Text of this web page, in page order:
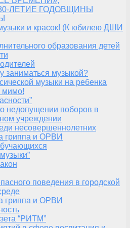
ЛЕТИЕ ГОДОВЩИНЫ
и красок! (К юбилею ДШИ
образования детей
заниматься музыкой?
музыки на ребенка
мимо!
недопущении поборов в
учреждении
несовершеннолетних
гриппа и ОРВИ
поведения в городской
гриппа и ОРВИ
“РИТМ”